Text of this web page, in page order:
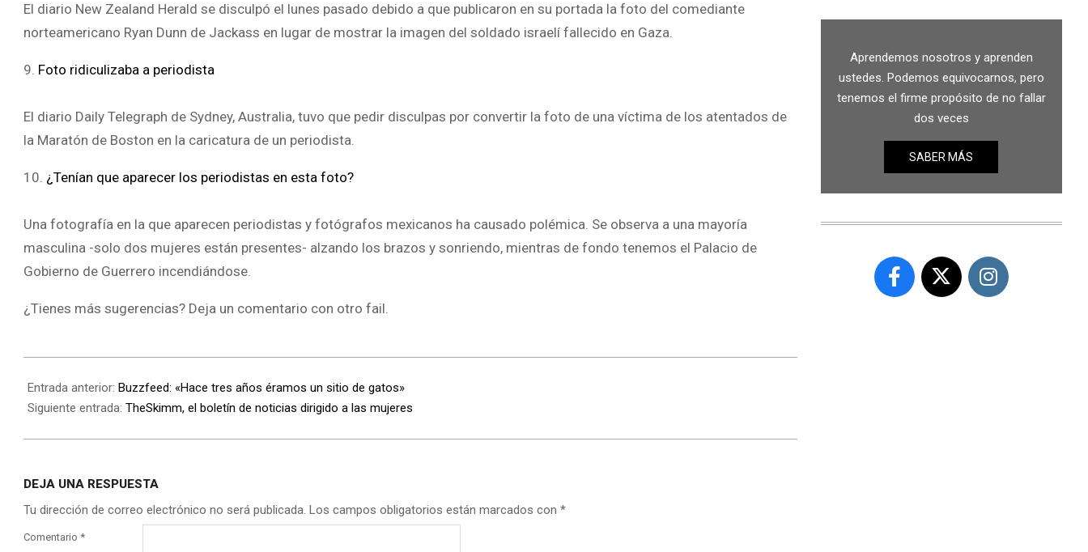
El diario New Zealand Herald se disculpó el lunes pasado debido a que publicaron en su portada la foto del comediante
norteamericano Ryan Dunn de Jackass en lugar de mostrar la imagen del soldado israelí fallecido en Gaza.
9. Foto ridiculizaba a periodista
El diario Daily Telegraph de Sydney, Australia, tuvo que pedir disculpas por convertir la foto de una víctima de los atentados de
la Maratón de Boston en la caricatura de un periodista.
10. ¿Tenían que aparecer los periodistas en esta foto?
Una fotografía en la que aparecen periodistas y fotógrafos mexicanos ha causado polémica. Se observa a una mayoría
masculina -solo dos mujeres están presentes- alzando los brazos y sonriendo, mientras de fondo tenemos el Palacio de
Gobierno de Guerrero incendiándose.
¿Tienes más sugerencias? Deja un comentario con otro fail.
Entrada anterior: Buzzfeed: «Hace tres años éramos un sitio de gatos»
Siguiente entrada: TheSkimm, el boletín de noticias dirigido a las mujeres
DEJA UNA RESPUESTA
Tu dirección de correo electrónico no será publicada. Los campos obligatorios están marcados con *
Comentario *
Aprendemos nosotros y aprenden
ustedes. Podemos equivocarnos, pero
tenemos el firme propósito de no fallar
dos veces
SABER MÁS